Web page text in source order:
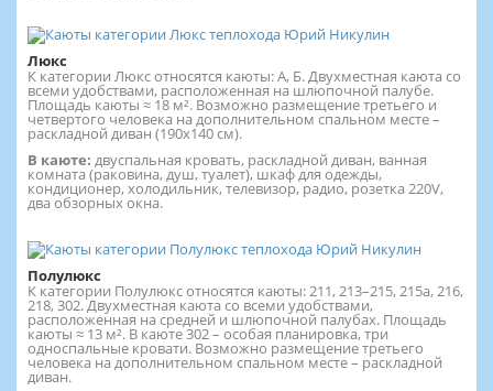
Люкс
К категории Люкс относятся каюты: А, Б. Двухместная каюта со
всеми удобствами, расположенная на шлюпочной палубе.
Площадь каюты ≈ 18 м². Возможно размещение третьего и
четвертого человека на дополнительном спальном месте –
раскладной диван (190х140 см).
В каюте: двуспальная кровать, раскладной диван, ванная
комната (раковина, душ, туалет), шкаф для одежды,
кондиционер, холодильник, телевизор, радио, розетка 220V,
два обзорных окна.
Полулюкс
К категории Полулюкс относятся каюты: 211, 213–215, 215а, 216,
218, 302. Двухместная каюта со всеми удобствами,
расположенная на средней и шлюпочной палубах. Площадь
каюты ≈ 13 м². В каюте 302 – особая планировка, три
односпальные кровати. Возможно размещение третьего
человека на дополнительном спальном месте – раскладной
диван.